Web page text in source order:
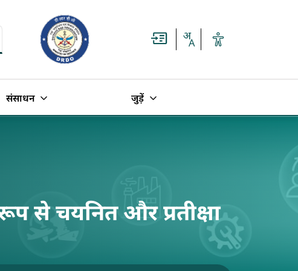
संसाधन जुड़ें
से चयनित और प्रतीक्षा